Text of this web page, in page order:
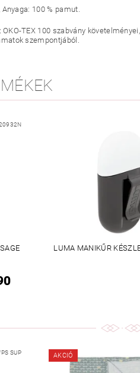
Anyaga: 100 % pamut.
TEX 100 szabvány
szempontjából .
LUMA MANIKŰR
SUP AKCIÓ